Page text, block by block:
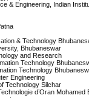
& Engineering, Indian
& Technology
Bhubaneswar
and Research
Technology
Technology
Engineering
Technology Silchar
d’Oran Mohamed